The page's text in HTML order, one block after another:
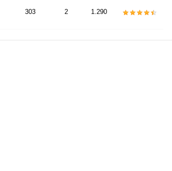
303 2 1.290